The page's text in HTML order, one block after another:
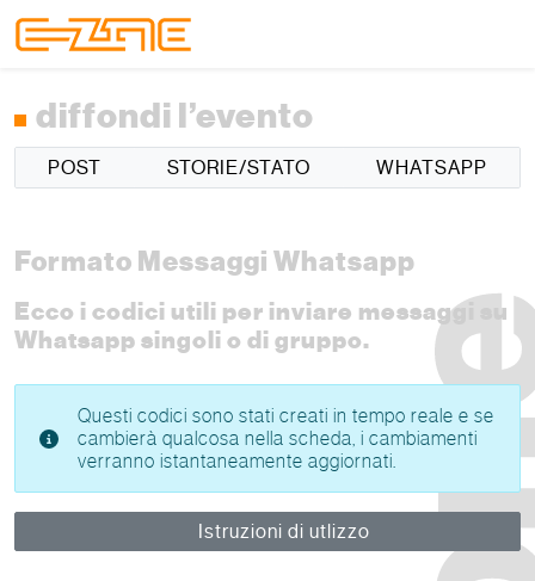
diffondi l’evento
POST STORIE/STATO WHATSAPP
Formato Messaggi Whatsapp
Ecco i codici utili per inviare messaggi su
Whatsapp singoli o di gruppo.
Questi codici sono stati creati in tempo reale e se
cambierà qualcosa nella scheda, i cambiamenti
verranno istantaneamente aggiornati.
Istruzioni di utlizzo